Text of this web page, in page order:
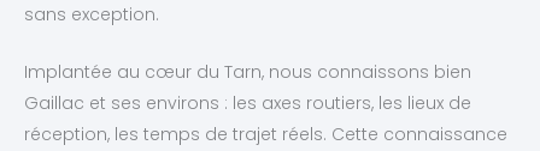
sans exception.
Implantée au cœur du Tarn, nous connaissons bien
Gaillac et ses environs : les axes routiers, les lieux de
réception, les temps de trajet réels. Cette connaissance